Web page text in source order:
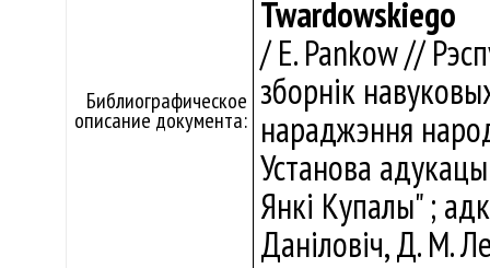
Библиографическое
описание документа:
Twardowskiego
/ E. Pankow //
зборнік
нараджэння
Установа
Янкі Купалы" ;
Даніловіч, Д. М.